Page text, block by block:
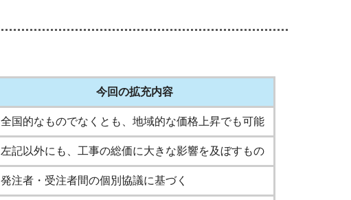
今回の拡充内容
全国的なものでなくとも、地域的な価格上昇でも可能
左記以外にも、工事の総価に大きな影響を及ぼすもの
発注者・受注者間の個別協議に基づく